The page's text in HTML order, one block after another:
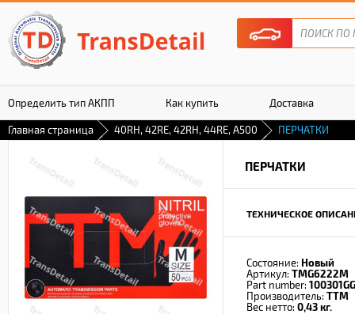
Определить тип АКПП Как купить Доставка
Гарантия
Главная страница 40RH, 42RE, 42RH, 44RE, A500 ПЕРЧАТКИ
ПЕРЧАТКИ
ТЕХНИЧЕСКОЕ
Состояние: Новый
Артикул: TMG6222M
Part number:
Производитель: TTM
Вес нетто: 0,43 кг.